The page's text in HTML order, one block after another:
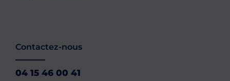
Contactez-nous
04 15 46 00 41